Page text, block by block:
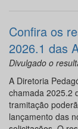
Confira os
2026.1 das
Divulgado o
A Diretoria
chamada 2025.2
tramitação
lançamento das